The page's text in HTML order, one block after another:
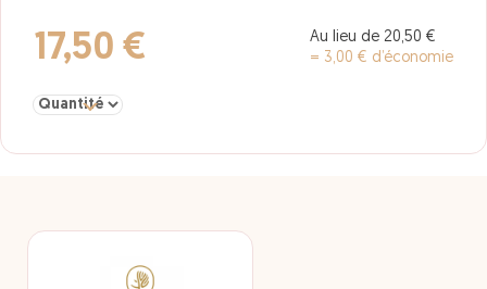
17,50 €
Au lieu de 20,50 €
= 3,00 € d’économie
Sélectionner la quantité pour Adulte à partir de 17 ans